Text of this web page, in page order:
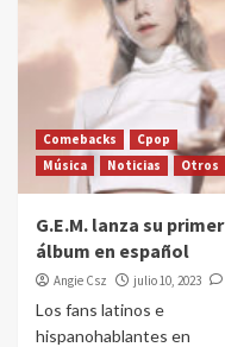
Comebacks
Cpop
Música
Noticias Otros
G.E.M. lanza su primer
álbum en español
Angie Csz julio 10, 2023
Los fans latinos e
hispanohablantes en